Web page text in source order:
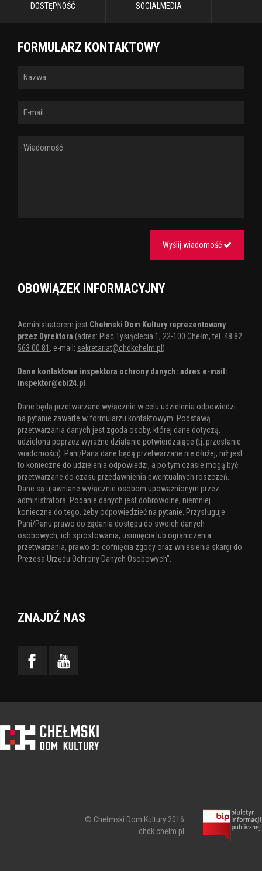
DOSTĘPNOŚĆ SOCIALMEDIA
FORMULARZ KONTAKTOWY
Wyślij wiadomość
OBOWIĄZEK INFORMACYJNY
Administratorem jest Chełmski Dom Kultury reprezentowany
przez Dyrektora (adres: Plac Tysiąclecia 1, 22-100 Chełm, tel. 48 82
563 00 81 , e-mail: sekretariat@chdkchelm.pl )
Dane kontaktowe inspektora ochrony danych: adres e-mail:
inspektor@cbi24.pl
Dane będą przetwarzane wyłącznie w celu udzielenia odpowiedzi
na pytanie zawarte w formularzu kontaktowym. Podstawą
przetwarzania danych jest zgoda osoby, której dane dotyczą,
udzielona poprzez wyraźne działanie potwierdzające (tj. przesłanie
wiadomości). Pani/Pana dane będą przetwarzane nie dłużej, niż jest
to konieczne do udzielenia odpowiedzi, a po tym czasie mogą być
przetwarzane do czasu przedawnienia ewentualnych roszczeń.
Dane są ujawniane wyłącznie osobom upoważnionym przez
administratora. Podanie danych jest dobrowolne, niemniej
konieczne do tego, żeby odpowiedzieć na pytanie. Przysługuje
Pani/Panu prawo do żądania dostępu do swoich danych
osobowych, ich sprostowania, usunięcia lub ograniczenia
przetwarzania, prawo do cofnięcia zgody oraz wniesienia skargi do
Prezesa Urzędu Ochrony Danych Osobowych".
ZNAJDŹ NAS
© Chełmski Dom Kultury 2016
chdk.chelm.pl